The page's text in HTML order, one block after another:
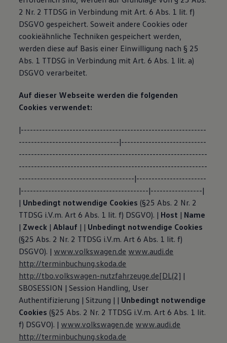
2 Nr. 2 TTDSG in Verbindung mit Art. 6 Abs. 1 lit. f)
DSGVO gespeichert. Soweit andere Cookies oder
cookieähnliche Techniken gespeichert werden,
werden diese auf Basis einer Einwilligung nach § 25
Abs. 1 TTDSG in Verbindung mit Art. 6 Abs. 1 lit. a)
DSGVO verarbeitet.
Auf dieser Webseite werden die folgenden
Cookies verwendet:
|-------------------------------------------------------------
---------------------------------|----------------------------
--------------------------------------------------------------
--------------------------------------------------------------
--------------------------------------|-----------------------
|------------------------------------------|-----------------|
| Unbedingt notwendige Cookies (§25 Abs. 2 Nr. 2
TTDSG i.V.m. Art 6 Abs. 1 lit. f) DSGVO). | Host | Name
| Zweck |Ablauf | | Unbedingt notwendige Cookies
(§25 Abs. 2 Nr. 2 TTDSG i.V.m. Art 6 Abs. 1 lit. f)
DSGVO). | www.volkswagen.de www.audi.de
http://terminbuchung.skoda.de
http://tbo.volkswagen-nutzfahrzeuge.de[DL(2] |
SBOSESSION | Session Handling, User
Authentifizierung | Sitzung | | Unbedingt notwendige
Cookies (§25 Abs. 2 Nr. 2 TTDSG i.V.m. Art 6 Abs. 1 lit.
f) DSGVO). | www.volkswagen.de www.audi.de
http://terminbuchung.skoda.de